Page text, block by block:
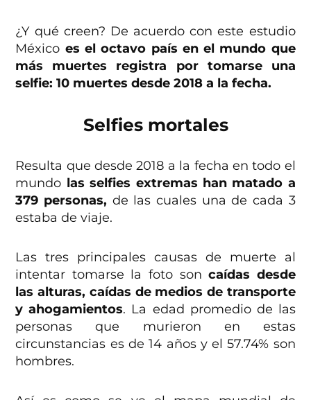
¿Y qué creen? De acuerdo con este estudio
México es el octavo país en el mundo que
más muertes registra por tomarse una
selfie: 10 muertes desde 2018 a la fecha.
Selfies mortales
Resulta que desde 2018 a la fecha en todo el
mundo las selfies extremas han matado a
379 personas, de las cuales una de cada 3
estaba de viaje.
Las tres principales causas de muerte al
intentar tomarse la foto soncaídas desde
las alturas, caídas de medios de transporte
y ahogamientos. La edad promedio de las
personas que murieron en estas
circunstancias es de 14 años y el 57.74% son
hombres.